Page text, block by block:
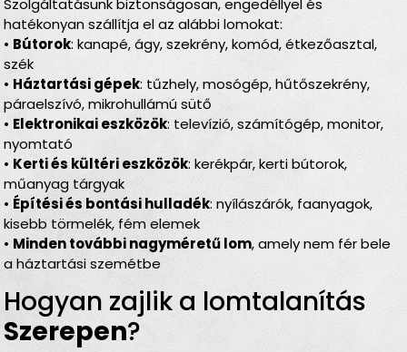
Szolgáltatásunk biztonságosan, engedéllyel és
hatékonyan szállítja el az alábbi lomokat:
• Bútorok: kanapé, ágy, szekrény, komód, étkezőasztal,
szék
• Háztartási gépek: tűzhely, mosógép, hűtőszekrény,
páraelszívó, mikrohullámú sütő
• Elektronikai eszközök: televízió, számítógép, monitor,
nyomtató
• Kerti és kültéri eszközök: kerékpár, kerti bútorok,
műanyag tárgyak
• Építési és bontási hulladék: nyílászárók, faanyagok,
kisebb törmelék, fém elemek
• Minden további nagyméretű lom, amely nem fér bele
a háztartási szemétbe
Hogyan zajlik a lomtalanítás
Szerepen?